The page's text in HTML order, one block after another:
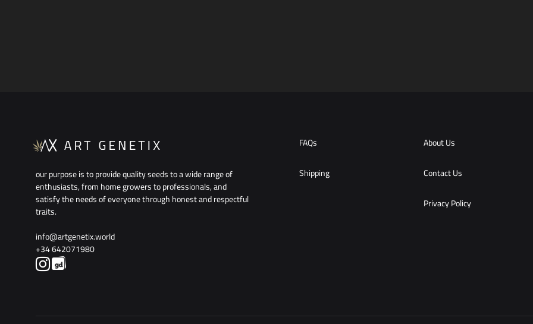
our purpose is to provide quality seeds to a wide range of
enthusiasts, from home growers to professionals, and
satisfy the needs of everyone through honest and respectful
traits.
info@artgenetix.world
+34 642071980
FAQs
Shipping
About Us
Contact Us
Privacy Policy